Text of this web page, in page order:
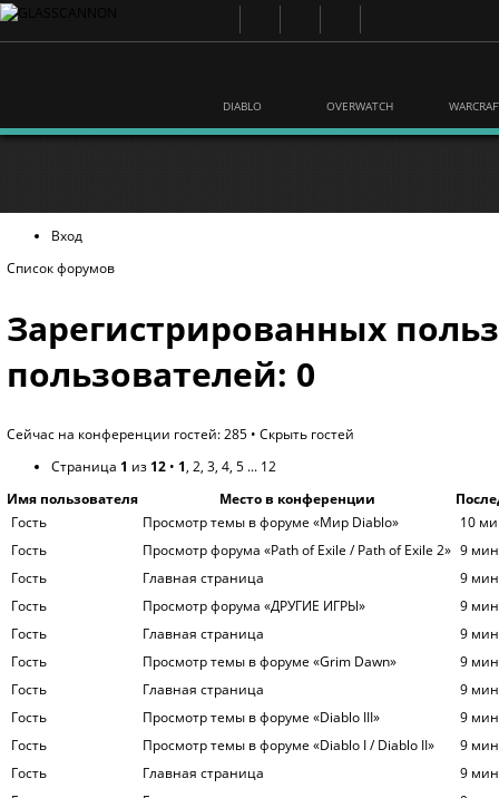
DIABLO OVERWATCH
Вход
Список форумов
Зарегистрированных
пользователей: 0
Сейчас на конференции гостей: 285 • Скрыть гостей
Страница 1 из 12 • 1, 2, 3, 4, 5 ... 12
Имя пользователя
Место в конференции
Гость
Просмотр темы в форуме «Мир Diablo»
10
Гость
Просмотр форума «Path of Exile / Path of Exile 2» 9
Гость
Главная страница
9
Гость
Просмотр форума «ДРУГИЕ ИГРЫ»
9
Гость
Главная страница
9
Гость
Просмотр темы в форуме «Grim Dawn»
9
Гость
Главная страница
9
Гость
Просмотр темы в форуме «Diablo III»
9
Гость
Просмотр темы в форуме «Diablo I / Diablo II»
9
Гость
Главная страница
9